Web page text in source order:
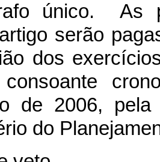
único. As
serão
dos
consoante
de 2006,
do